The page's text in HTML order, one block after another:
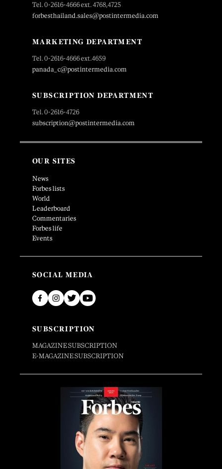
Tel. 0-2616-4666 ext. 4768,4725
forbesthailand.sales@postintermedia.com
MARKETING DEPARTMENT
Tel. 0-2616-4666 ext.4659
panada_c@postintermedia.com
SUBSCRIPTION DEPARTMENT
Tel. 0-2616-4726
subscription@postintermedia.com
OUR SITES
News
Forbes lists
World
Leaderboard
Commentaries
Forbes life
Events
SOCIAL MEDIA
SUBSCRIPTION
MAGAZINE SUBSCRIPTION
E-MAGAZINE SUBSCRIPTION